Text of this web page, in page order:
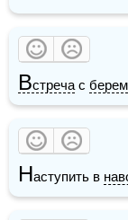
Встреча с
Наступить в